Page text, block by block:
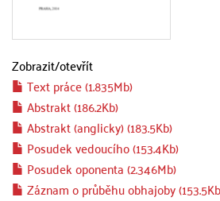
Zobrazit/otevřít
Text práce (1.835Mb)
Abstrakt (186.2Kb)
Abstrakt (anglicky) (183.5Kb)
Posudek vedoucího (153.4Kb)
Posudek oponenta (2.346Mb)
Záznam o průběhu obhajoby